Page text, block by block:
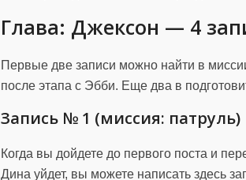
Глава: Джексон — 4
Первые две записи можно найти в
после этапа с Эбби. Еще два в
Запись № 1 (миссия: патруль)
Когда вы дойдете до первого поста и
Дина уйдет, вы можете написать здесь